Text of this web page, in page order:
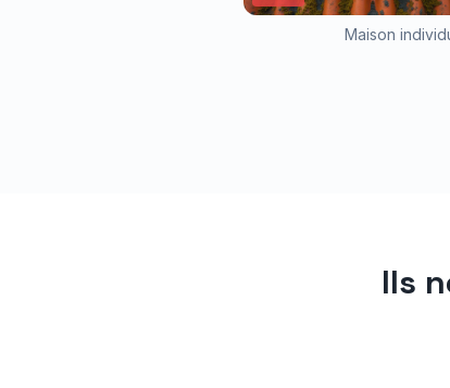
Maison
Ils